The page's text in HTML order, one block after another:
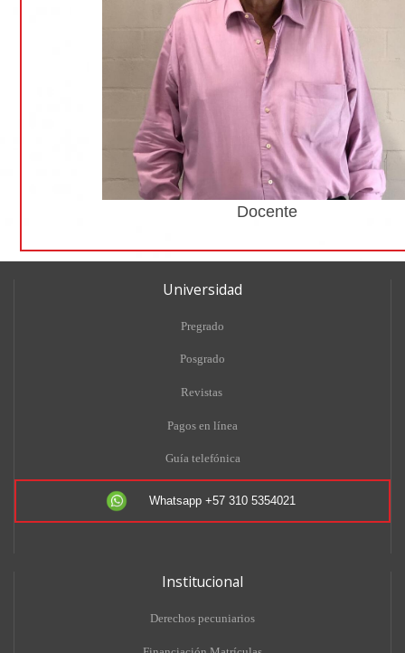
Docente
Universidad
Pregrado
Posgrado
Revistas
Pagos en línea
Guía telefónica
Whatsapp +57 310 5354021
Institucional
Derechos pecuniarios